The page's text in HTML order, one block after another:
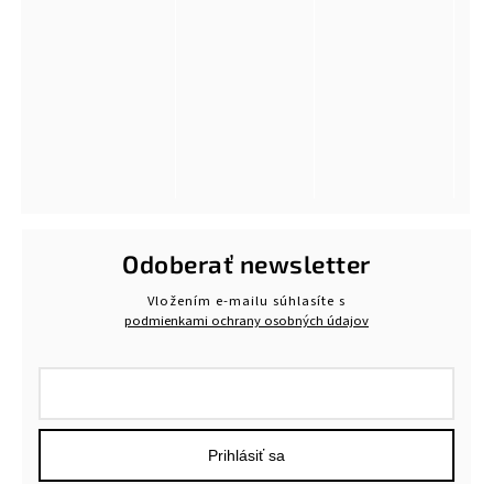
Odoberať newsletter
Vložením e-mailu súhlasíte s
podmienkami ochrany osobných údajov
Prihlásiť sa